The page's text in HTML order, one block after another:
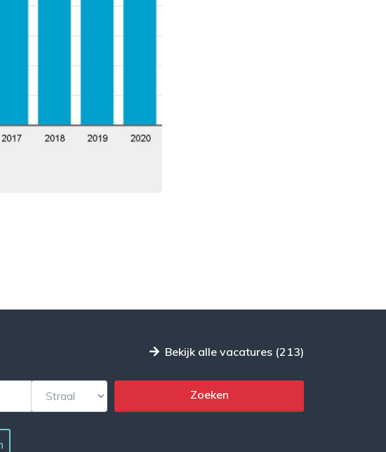
Bekijk alle vacatures (213)